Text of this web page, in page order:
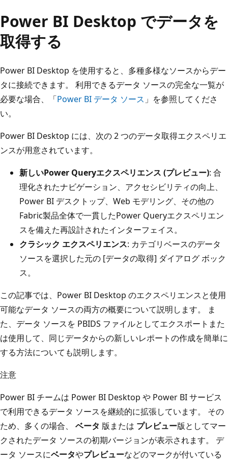
Power BI Desktop でデータを
取得する
Power BI Desktop を使用すると、多種多様なソースからデー
タに接続できます。 利用できるデータ ソースの完全な一覧が
必要な場合、「Power BI データ ソース 」を参照してくださ
い。
Power BI Desktop には、次の 2 つのデータ取得エクスペリエ
ンスが用意されています。
新しいPower Queryエクスペリエンス (プレビュー): 合
理化されたナビゲーション、アクセシビリティの向上、
Power BI デスクトップ、Web モデリング、その他の
Fabric製品全体で一貫したPower Queryエクスペリエン
スを備えた再設計されたインターフェイス。
クラシック エクスペリエンス: カテゴリベースのデータ
ソースを選択した元の [データの取得] ダイアログ ボック
ス。
この記事では、Power BI Desktop のエクスペリエンスと使用
可能なデータ ソースの両方の概要について説明します。 ま
た、データ ソースを PBIDS ファイルとしてエクスポートまた
は使用して、同じデータからの新しいレポートの作成を簡単に
する方法についても説明します。
注意
Power BI チームは Power BI Desktop や Power BI サービス
で利用できるデータ ソースを継続的に拡張しています。 その
ため、多くの場合、 ベータ 版または プレビュー版としてマー
クされたデータ ソースの初期バージョンが表示されます。 デ
ータ ソースにベータやプレビューなどのマークが付いている